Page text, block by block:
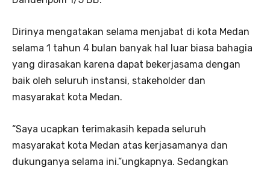
Dirinya mengatakan selama menjabat di kota Medan
selama 1 tahun 4 bulan banyak hal luar biasa bahagia
yang dirasakan karena dapat bekerjasama dengan
baik oleh seluruh instansi, stakeholder dan
masyarakat kota Medan.
“Saya ucapkan terimakasih kepada seluruh
masyarakat kota Medan atas kerjasamanya dan
dukunganya selama ini.”ungkapnya. Sedangkan